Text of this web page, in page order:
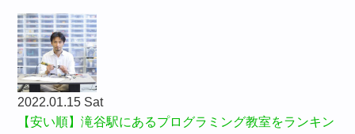
2022.01.15 Sat
【安い順】滝谷駅にあるプログラミング教室をランキン